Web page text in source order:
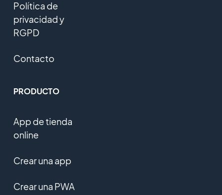
Política de
privacidad y
RGPD
Contacto
PRODUCTO
App de tienda
online
Crear una app
Crear una PWA